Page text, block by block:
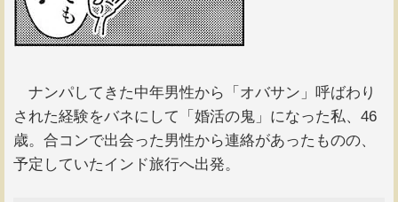
ナンパしてきた中年男性から「オバサン」呼ばわり
された経験をバネにして「婚活の鬼」になった私、46
歳。合コンで出会った男性から連絡があったものの、
予定していたインド旅行へ出発。